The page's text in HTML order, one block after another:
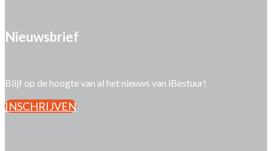
Nieuwsbrief
Blijf op de hoogte van al het nieuws van iBestuur!
INSCHRIJVEN